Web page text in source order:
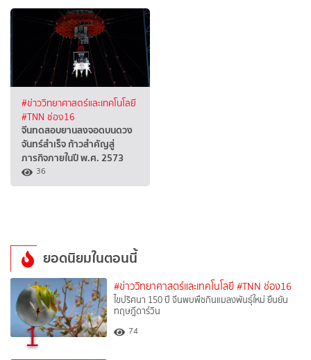
#ข่าววิทยาศาสตร์และเทคโนโลยี
#TNN ช่อง16
จีนทดสอบยานลงจอดบนดวง
จันทร์สำเร็จ ก้าวสำคัญสู่
ภารกิจภายในปี พ.ศ. 2573
36
ยอดนิยมในตอนนี้
1
#ข่าววิทยาศาสตร์และเทคโนโลยี #TNN ช่อง16
ไขปริศนา 150 ปี จีนพบพืชกินแมลงพันธุ์ใหม่ ยืนยัน
ทฤษฎีดาร์วิน
74